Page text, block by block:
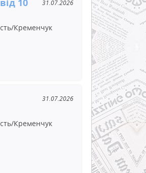
10
31.07.2026
Кременчук
31.07.2026
Кременчук